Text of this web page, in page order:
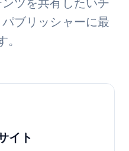
ツを共有したいチ
ブリッシャーに最
。
イト